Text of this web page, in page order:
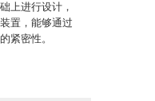
上进行设计，
置，能够通过
紧密性。